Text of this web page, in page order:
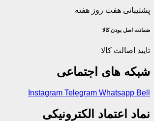
پشتیبانی هفت روز هفته
ضمانت اصل‌ بودن کالا
تایید اصالت کالا
شبکه های اجتماعی
Instagram Telegram Whatsapp Bell
نماد اعتماد الکترونیکی